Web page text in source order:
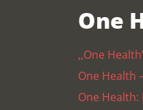
One
,,One
One Health
One